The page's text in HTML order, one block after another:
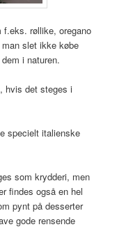
f.eks. røllike, oregano
slet ikke købe
i naturen.
hvis det steges i
specielt italienske
som krydderi, men
findes også en hel
pynt på desserter
gode rensende